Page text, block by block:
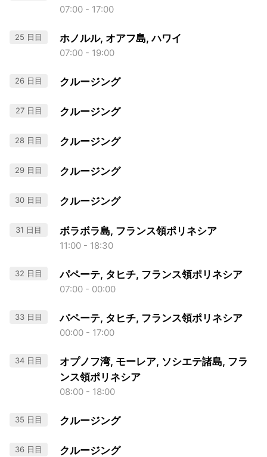
07:00 - 17:00
25 日目 ホノルル, オアフ島, ハワイ
07:00 - 19:00
26 日目 クルージング
27 日目 クルージング
28 日目 クルージング
29 日目 クルージング
30 日目 クルージング
31 日目 ボラボラ島, フランス領ポリネシア
11:00 - 18:30
32 日目 パペーテ, タヒチ, フランス領ポリネシア
07:00 - 00:00
33 日目 パペーテ, タヒチ, フランス領ポリネシア
00:00 - 17:00
34 日目
オプノフ湾, モーレア, ソシエテ諸島, フラ
ンス領ポリネシア
08:00 - 18:00
35 日目 クルージング
36 日目 クルージング